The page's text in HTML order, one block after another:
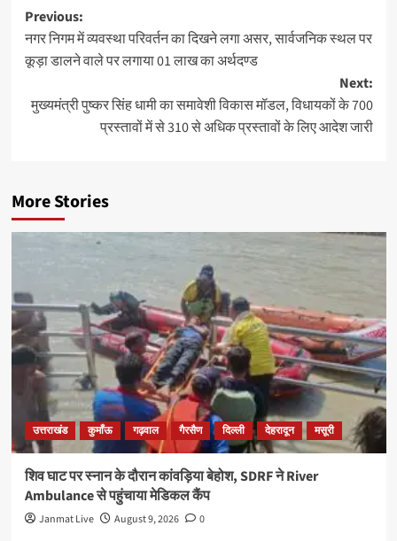
Post
navigation
Previous:
नगर निगम में व्यवस्था परिवर्तन का दिखने लगा असर, सार्वजनिक स्थल पर
कूड़ा डालने वाले पर लगाया 01 लाख का अर्थदण्ड
Next:
मुख्यमंत्री पुष्कर सिंह धामी का समावेशी विकास मॉडल, विधायकों के 700
प्रस्तावों में से 310 से अधिक प्रस्तावों के लिए आदेश जारी
More Stories
उत्तराखंड कुमाँऊ गढ़वाल गैरसैण दिल्ली देहरादून मसूरी
शिव घाट पर स्नान के दौरान कांवड़िया बेहोश, SDRF ने River
Ambulance से पहुंचाया मेडिकल कैंप
Janmat Live August 9, 2026 0